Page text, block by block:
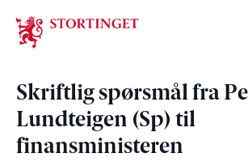
Stortinget.no
Skriftlig spørsmål fra
Lundteigen (Sp) til
finansministeren